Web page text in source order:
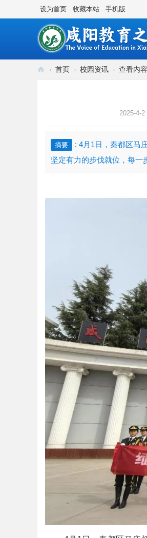
设为首页 收藏本站 手机版
› 首页 › 校园资讯 › 查看内容
2025-4-2
摘要
: 4月1日，秦都区马
坚定有力的步伐就位，每一